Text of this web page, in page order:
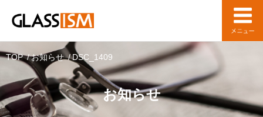
お知らせ
TOP お知らせ DSC_1409